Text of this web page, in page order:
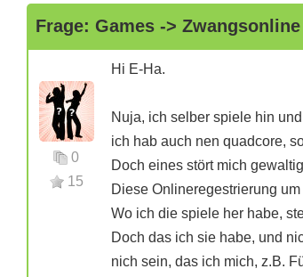
Frage: Games ->
0
15
Hi E-Ha.
Nuja, ich selber spiele hin
ich hab auch nen quadcore,
Doch eines stört mich
Diese Onlineregestrierung
Wo ich die spiele her habe,
Doch das ich sie habe, und
nich sein, das ich mich, z.B.